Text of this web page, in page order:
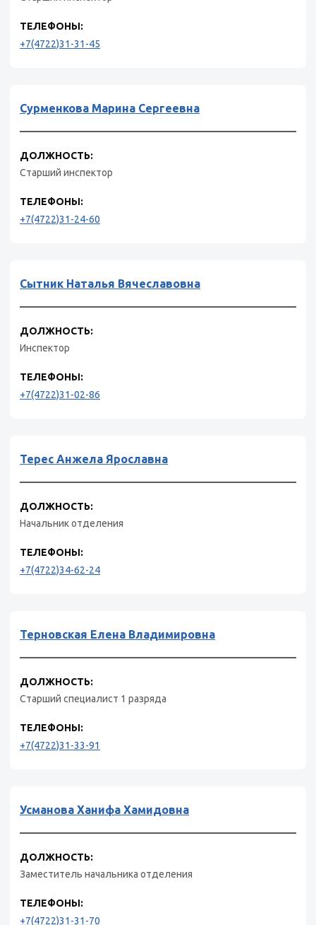
ТЕЛЕФОНЫ:
+7(4722)31-31-45
Сурменкова Марина Сергеевна
ДОЛЖНОСТЬ:
Старший инспектор
ТЕЛЕФОНЫ:
+7(4722)31-24-60
Сытник Наталья Вячеславовна
ДОЛЖНОСТЬ:
Инспектор
ТЕЛЕФОНЫ:
+7(4722)31-02-86
Терес Анжела Ярославна
ДОЛЖНОСТЬ:
Начальник отделения
ТЕЛЕФОНЫ:
+7(4722)34-62-24
Терновская Елена Владимировна
ДОЛЖНОСТЬ:
Старший специалист 1 разряда
ТЕЛЕФОНЫ:
+7(4722)31-33-91
Усманова Ханифа Хамидовна
ДОЛЖНОСТЬ:
Заместитель начальника отделения
ТЕЛЕФОНЫ:
+7(4722)31-31-70